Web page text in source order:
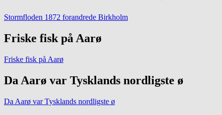
Stormfloden 1872 forandrede Birkholm
Friske fisk på Aarø
Friske fisk på Aarø
Da Aarø var Tysklands nordligste ø
Da Aarø var Tysklands nordligste ø